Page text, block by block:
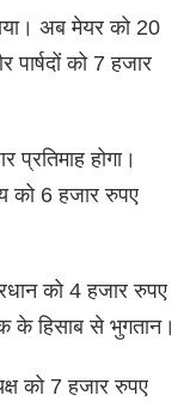
अब मेयर को 20
को 7 हजार
प्रतिमाह होगा।
को 6 हजार रुपए
को 4 हजार रुपए
के हिसाब से भुगतान।
को 7 हजार रुपए